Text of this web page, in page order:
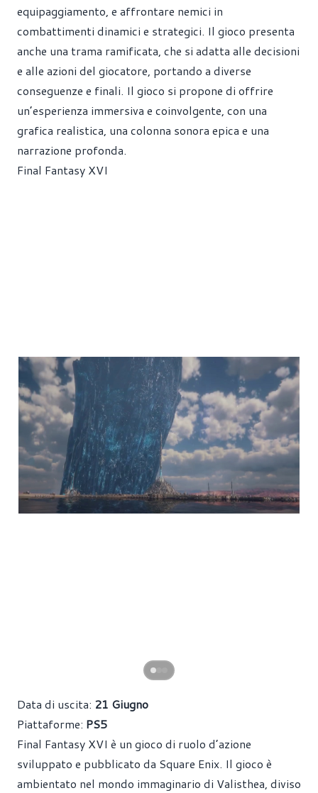
equipaggiamento, e affrontare nemici in
combattimenti dinamici e strategici. Il gioco presenta
anche una trama ramificata, che si adatta alle decisioni
e alle azioni del giocatore, portando a diverse
conseguenze e finali. Il gioco si propone di offrire
un’esperienza immersiva e coinvolgente, con una
grafica realistica, una colonna sonora epica e una
narrazione profonda.
Final Fantasy XVI
Data di uscita: 21 Giugno
Piattaforme: PS5
Final Fantasy XVI è un gioco di ruolo d’azione
sviluppato e pubblicato da Square Enix. Il gioco è
ambientato nel mondo immaginario di Valisthea, diviso